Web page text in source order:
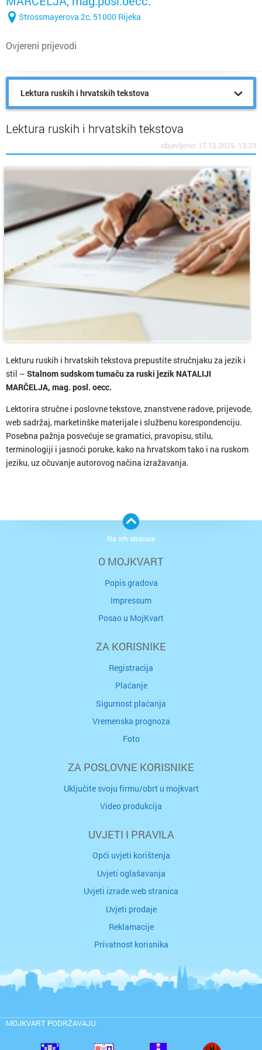
Strossmayerova 2c, 51000 Rijeka
Ovjereni prijevodi
Lektura ruskih i hrvatskih tekstova
Lektura ruskih i hrvatskih tekstova
objavljeno: 17.12.2025. 13:23
Lekturu ruskih i hrvatskih tekstova prepustite stručnjaku za jezik i
stil – Stalnom sudskom tumaču za ruski jezik NATALIJI
MARČELJA, mag. posl. oecc.
Lektorira stručne i poslovne tekstove, znanstvene radove, prijevode,
web sadržaj, marketinške materijale i službenu korespondenciju.
Posebna pažnja posvećuje se gramatici, pravopisu, stilu,
terminologiji i jasnoći poruke, kako na hrvatskom tako i na ruskom
jeziku, uz očuvanje autorovog načina izražavanja.
O MOJKVART
Popis gradova
Impressum
Posao u MojKvart
ZA KORISNIKE
Registracija
Plaćanje
Sigurnost plaćanja
Vremenska prognoza
Foto
ZA POSLOVNE KORISNIKE
Uključite svoju firmu/obrt u mojkvart
Video produkcija
UVJETI I PRAVILA
Opći uvjeti korištenja
Uvjeti oglašavanja
Uvjeti izrade web stranica
Uvjeti prodaje
Reklamacije
Privatnost korisnika
MOJKVART PODRŽAVAJU
Na vrh stranice